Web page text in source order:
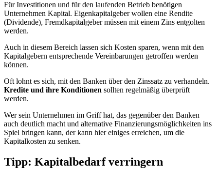
Für Investitionen und für den laufenden Betrieb benötigen
Unternehmen Kapital. Eigenkapitalgeber wollen eine Rendite
(Dividende), Fremdkapitalgeber müssen mit einem Zins entgolten
werden.
Auch in diesem Bereich lassen sich Kosten sparen, wenn mit den
Kapitalgebern entsprechende Vereinbarungen getroffen werden
können.
Oft lohnt es sich, mit den Banken über den Zinssatz zu verhandeln.
Kredite und ihre Konditionen sollten regelmäßig überprüft
werden.
Wer sein Unternehmen im Griff hat, das gegenüber den Banken
auch deutlich macht und alternative Finanzierungsmöglichkeiten ins
Spiel bringen kann, der kann hier einiges erreichen, um die
Kapitalkosten zu senken.
Tipp: Kapitalbedarf verringern